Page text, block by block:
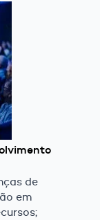
de
em